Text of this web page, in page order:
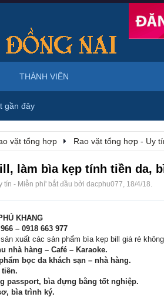
vặt tổng hợp Rao vặt tổng hợp - Uy
làm bìa kẹp tính tiền da,
tín - Miễn phí' bắt đầu bởi dacphu077, 18/4/18.
KHANG
– 0918 663 977
xuất các sản phẩm bìa kẹp bill giá rẻ
nhà hàng – Café – Karaoke.
bọc da khách sạn – nhà hàng.
passport, bìa đựng bằng tốt nghiệp.
bìa trình ký.
gần đây
THÀNH VIÊN